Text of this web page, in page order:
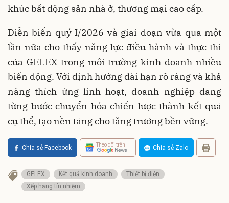
khúc bất động sản nhà ở, thương mại cao cấp.
Diễn biến quý I/2026 và giai đoạn vừa qua một
lần nữa cho thấy năng lực điều hành và thực thi
của GELEX trong môi trường kinh doanh nhiều
biến động. Với định hướng dài hạn rõ ràng và khả
năng thích ứng linh hoạt, doanh nghiệp đang
từng bước chuyển hóa chiến lược thành kết quả
cụ thể, tạo nền tảng cho tăng trưởng bền vững.
Chia sẻ Facebook Theo dõi trên Chia sẻ Zalo
GELEX Kết quả kinh doanh
Thiết bị điện
Xếp hạng tín nhiệm